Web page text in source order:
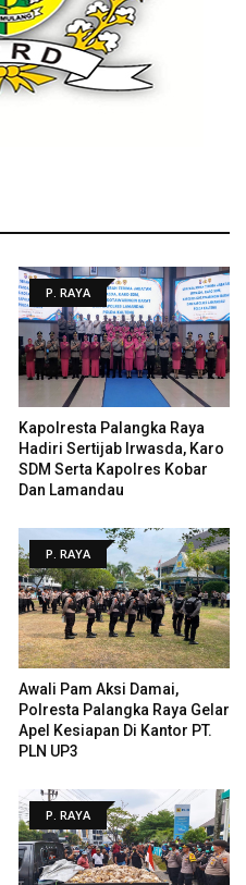
P. RAYA
Kapolresta Palangka Raya
Hadiri Sertijab Irwasda, Karo
SDM Serta Kapolres Kobar
Dan Lamandau
P. RAYA
Awali Pam Aksi Damai,
Polresta Palangka Raya Gelar
Apel Kesiapan Di Kantor PT.
PLN UP3
P. RAYA